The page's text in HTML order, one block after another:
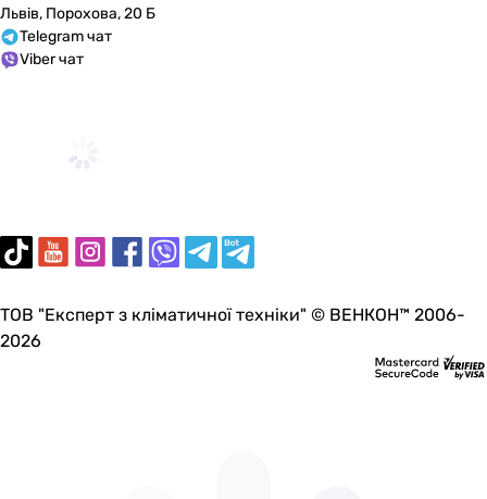
Львів, Порохова, 20 Б
Telegram чат
Viber чат
ТОВ "Експерт з кліматичної техніки" © ВЕНКОН™ 2006-
2026